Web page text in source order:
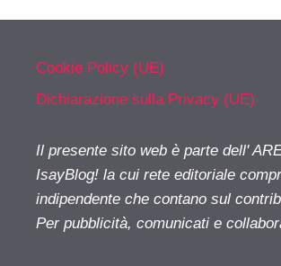
Cookie Policy (UE)
Dichiarazione sulla Privacy (UE)
Il presente sito web è parte dell'
IsayBlog! la cui rete editoriale
indipendente che contano sul
Per pubblicità, comunicati e